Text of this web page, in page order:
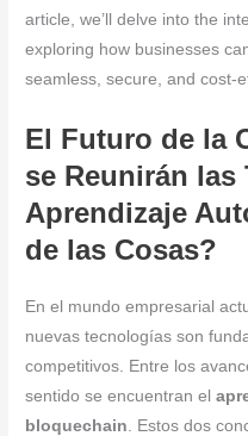
article, we’ll delve into the
exploring how businesses
seamless, secure, and cost-
El Futuro de la
se Reunirán las
Aprendizaje
de las Cosas?
En el mundo empresarial
nuevas tecnologías son
competitivos. Entre los
sentido se encuentran el
bloquechain . Estos dos